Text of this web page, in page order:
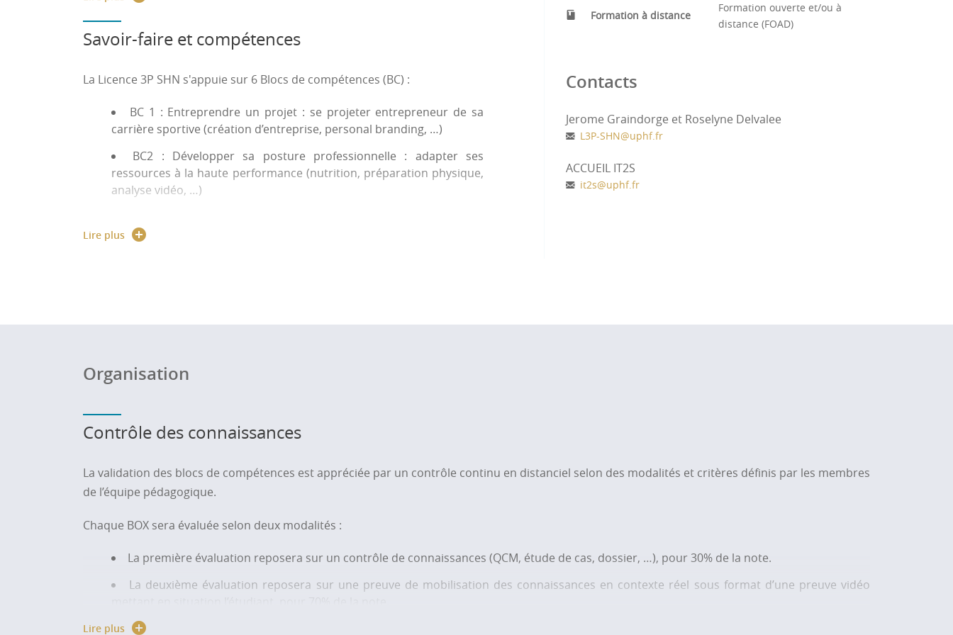
+ de 70% d’intervenants experts du sport de haut niveau et de la performance
Site web de la composante :https://www.uphf.fr/formation/choisir-sa-formation/composantes-formation/it2s-institut-transversalites-sports-sante
https://www.uphf.fr/formation/choisir-sa-formation/sport-haut-niveau-luniversite
Témoignages d'Etudiants de Licence 3P-SHN :
Savoir-faire et compétences
La Licence 3P SHN s'appuie sur 6 Blocs de compétences (BC) :
BC 1 : Entreprendre un projet : se projeter entrepreneur de sa
carrière sportive (création d’entreprise, personal branding, …)
BC2 : Développer sa posture professionnelle : adapter ses
ressources à la haute performance (nutrition, préparation physique,
analyse vidéo, …)
image dans un environnement numérique (anglais, community
BC6 : Diversifier son projet : approfondir un champ d’expertise et
durable, ...)
Lire plus
Formation à distance
Formation ouverte et/ou à
distance (FOAD)
Contacts
Jerome Graindorge et Roselyne Delvalee
L3P-SHN@uphf.fr
ACCUEIL IT2S
it2s@uphf.fr
Organisation
Contrôle des connaissances
La validation des blocs de compétences est appréciée par un contrôle continu en distanciel selon des modalités et critères définis par les membres
de l’équipe pédagogique.
Chaque BOX sera évaluée selon deux modalités :
La première évaluation reposera sur un contrôle de connaissances (QCM, étude de cas, dossier, …), pour 30% de la note.
La deuxième évaluation reposera sur une preuve de mobilisation des connaissances en contexte réel sous format d’une preuve vidéo
Enfin, chaque étape validée donnera lieu à l’obtention d’Open Badges (certification numérique) qui alimenteront le portfolio de compétences de
Lire plus